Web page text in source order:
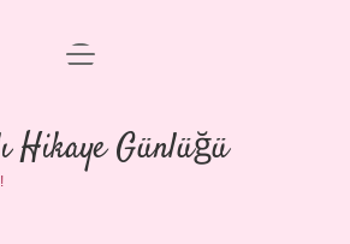
Anasayfa
Gizlilik Politikası
menüyü
Hikaye Günlüğü